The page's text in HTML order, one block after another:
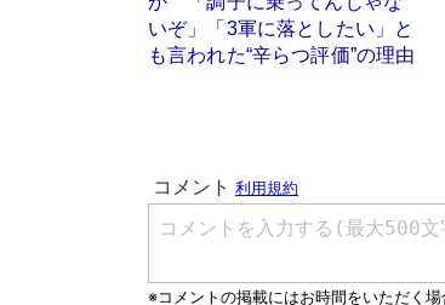
いぞ」「3軍に落としたい」と
も言われた“辛らつ評価”の理由